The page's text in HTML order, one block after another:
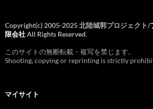
Copyright(c) 2005-2025 北陸城郭プロジェクト/
限会社All Rights Reserved.
このサイトの無断転載・複写を禁じます。
Shooting, copying or reprinting is strictly
マイサイト